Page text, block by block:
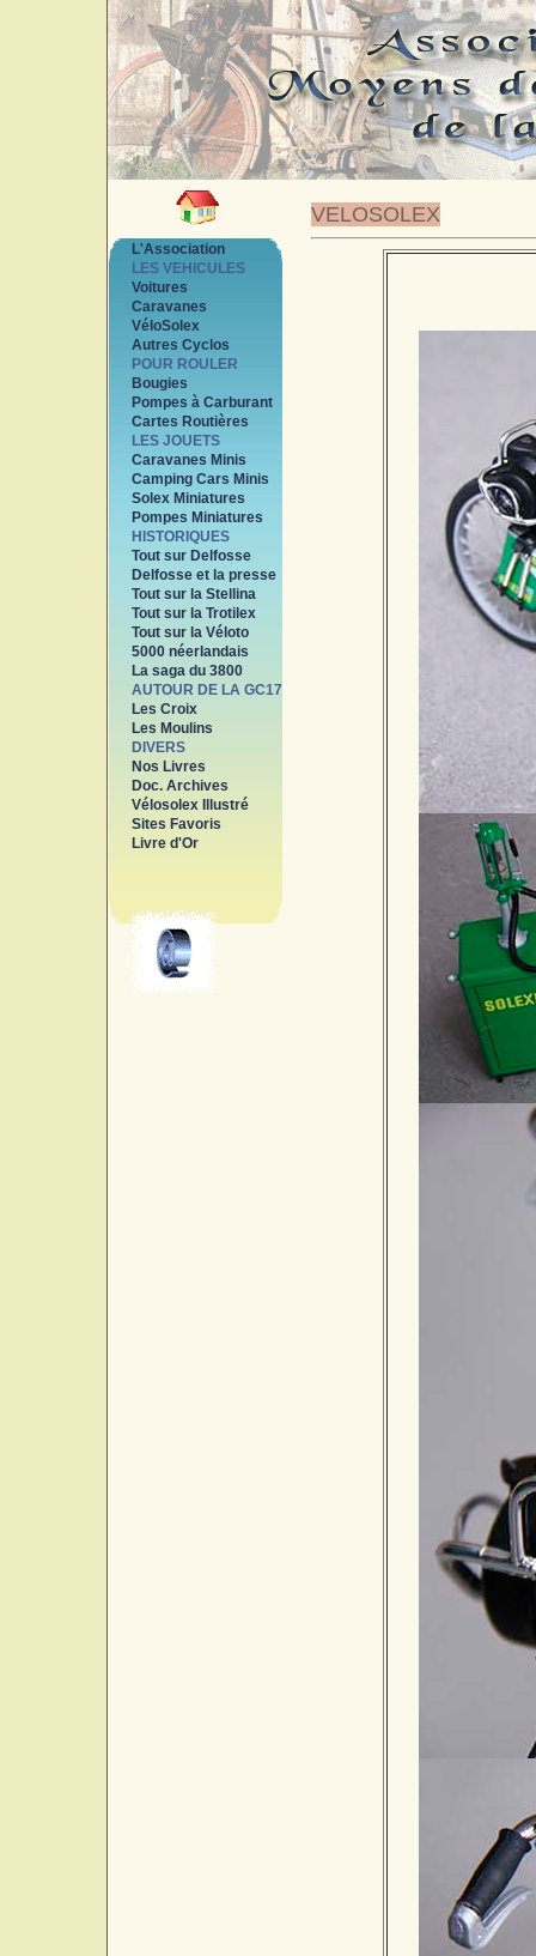
VELOSOLEX
L'Association
LES VEHICULES
Voitures
Caravanes
VéloSolex
Autres Cyclos
POUR ROULER
Bougies
Pompes à Carburant
Cartes Routières
LES JOUETS
Caravanes Minis
Camping Cars Minis
Solex Miniatures
Pompes Miniatures
HISTORIQUES
Tout sur Delfosse
Delfosse et la presse
Tout sur la Stellina
Tout sur la Trotilex
Tout sur la Véloto
5000 néerlandais
La saga du 3800
AUTOUR DE LA GC17
Les Croix
Les Moulins
DIVERS
Nos Livres
Doc. Archives
Vélosolex Illustré
Sites Favoris
Livre d'Or